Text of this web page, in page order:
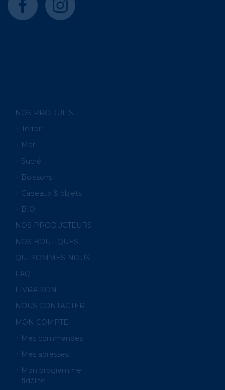
NOS PRODUITS
Terroir
Mer
Sucré
Boissons
Cadeaux & objets
BIO
NOS PRODUCTEURS
NOS BOUTIQUES
QUI SOMMES-NOUS
FAQ
LIVRAISON
NOUS CONTACTER
MON COMPTE
Mes commandes
Mes adresses
Mon programme
fidélité